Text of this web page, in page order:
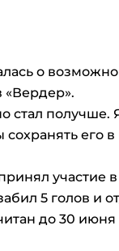
о
«Вердер».
стал получше.
его
участие в
5 голов и
до 30 июня